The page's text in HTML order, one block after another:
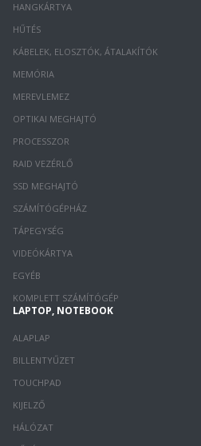
HANGKÁRTYA
HŰTÉS
KÁBELEK, ELOSZTÓK, ÁTALAKÍTÓK
MEMÓRIA
MEREVLEMEZ
OPTIKAI MEGHAJTÓ
PROCESSZOR
RAID VEZÉRLŐ
SSD MEGHAJTÓ
SZÁMÍTÓGÉPHÁZ
TÁPEGYSÉG
VIDEÓKÁRTYA
EGYÉB
KOMPLETT SZÁMÍTÓGÉP
LAPTOP, NOTEBOOK
ALAPLAP
BILLENTYŰZET
TOUCHPAD
KIJELZŐ
HÁLÓZAT